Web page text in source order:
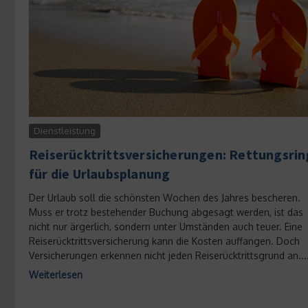
Dienstleistung
Reiserücktrittsversicherungen:
für die Urlaubsplanung
Der Urlaub soll die schönsten Wochen des Jahres bescheren.
Muss er trotz bestehender Buchung abgesagt werden, ist das
nicht nur ärgerlich, sondern unter Umständen auch teuer. Eine
Reiserücktrittsversicherung kann die Kosten auffangen. Doch
Versicherungen erkennen nicht jeden Reiserücktrittsgrund
Weiterlesen